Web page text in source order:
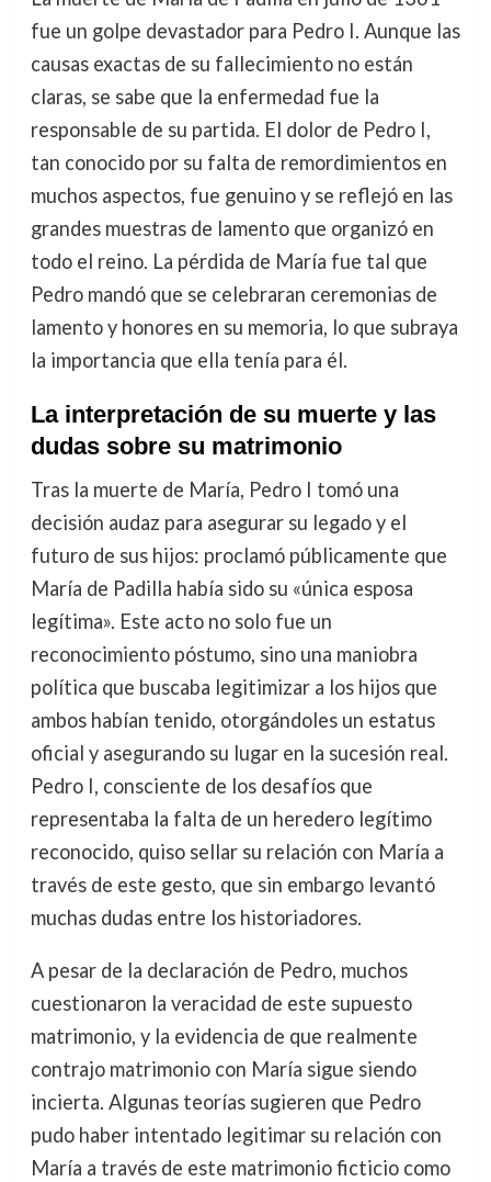
fue un golpe devastador para Pedro I. Aunque las
causas exactas de su fallecimiento no están
claras, se sabe que la enfermedad fue la
responsable de su partida. El dolor de Pedro I,
tan conocido por su falta de remordimientos en
muchos aspectos, fue genuino y se reflejó en las
grandes muestras de lamento que organizó en
todo el reino. La pérdida de María fue tal que
Pedro mandó que se celebraran ceremonias de
lamento y honores en su memoria, lo que subraya
la importancia que ella tenía para él.
La interpretación de su muerte y las
dudas sobre su matrimonio
Tras la muerte de María, Pedro I tomó una
decisión audaz para asegurar su legado y el
futuro de sus hijos: proclamó públicamente que
María de Padilla había sido su «única esposa
legítima». Este acto no solo fue un
reconocimiento póstumo, sino una maniobra
política que buscaba legitimizar a los hijos que
ambos habían tenido, otorgándoles un estatus
oficial y asegurando su lugar en la sucesión real.
Pedro I, consciente de los desafíos que
representaba la falta de un heredero legítimo
reconocido, quiso sellar su relación con María a
través de este gesto, que sin embargo levantó
muchas dudas entre los historiadores.
A pesar de la declaración de Pedro, muchos
cuestionaron la veracidad de este supuesto
matrimonio, y la evidencia de que realmente
contrajo matrimonio con María sigue siendo
incierta. Algunas teorías sugieren que Pedro
pudo haber intentado legitimar su relación con
María a través de este matrimonio ficticio como